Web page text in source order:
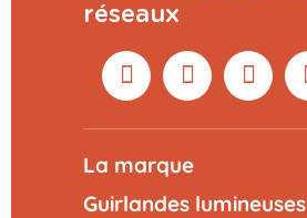
réseaux
La marque
Guirlandes lumineuses